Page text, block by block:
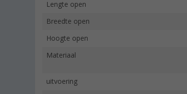
Lengte open
Breedte open
Hoogte open
Materiaal
uitvoering